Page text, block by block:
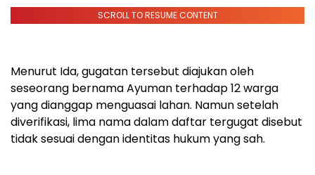
SCROLL TO RESUME CONTENT
Menurut Ida, gugatan tersebut diajukan oleh
seseorang bernama Ayuman terhadap 12 warga
yang dianggap menguasai lahan. Namun setelah
diverifikasi, lima nama dalam daftar tergugat disebut
tidak sesuai dengan identitas hukum yang sah.